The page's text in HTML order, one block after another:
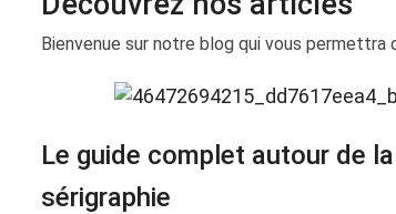
Bienvenue sur notre blog qui vous permettra
Le guide complet autour de la
sérigraphie